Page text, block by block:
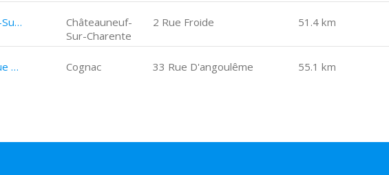
Société Générale Châteauneuf-Sur-Charente 2 Rue Froide
Châteauneuf-
Sur-Charente
2 Rue Froide 51.4 km
Société Générale Cognac 33 Rue D'angoulême Cognac 33 Rue D'angoulême 55.1 km